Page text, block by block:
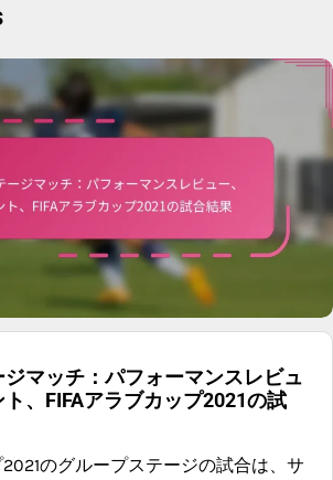
マッチ：パフォーマンスレビュ
、FIFAアラブカップ2021の試
2021のグループステージの試合は、サ